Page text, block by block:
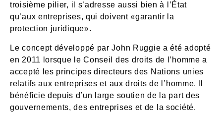
troisième pilier, il s’adresse aussi bien à l’État
qu’aux entreprises, qui doivent «garantir la
protection juridique».
Le concept développé par John Ruggie a été adopté
en 2011 lorsque le Conseil des droits de l’homme a
accepté les principes directeurs des Nations unies
relatifs aux entreprises et aux droits de l’homme. Il
bénéficie depuis d’un large soutien de la part des
gouvernements, des entreprises et de la société.